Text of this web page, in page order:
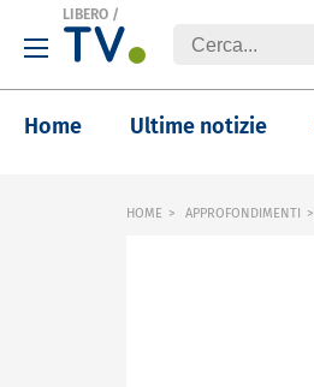
LIBERO /
Home Ultime notizie
HOME APPROFONDIMENTI